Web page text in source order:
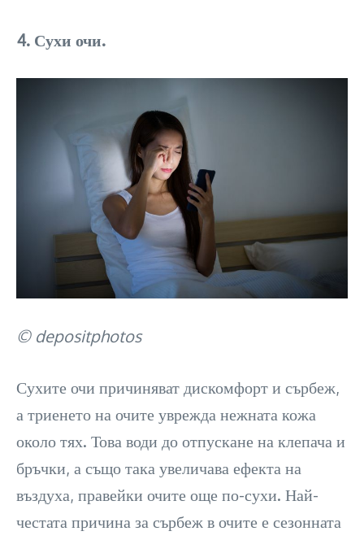
4. Сухи очи.
© depositphotos
Сухите очи причиняват дискомфорт и сърбеж,
а триенето на очите уврежда нежната кожа
около тях. Това води до отпускане на клепача и
бръчки, а също така увеличава ефекта на
въздуха, правейки очите още по-сухи. Най-
честата причина за сърбеж в очите е сезонната